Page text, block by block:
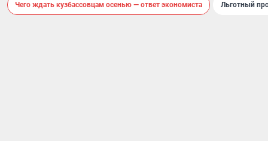
Чего ждать кузбассовцам осенью — ответ экономиста Льготный